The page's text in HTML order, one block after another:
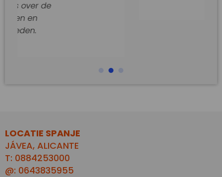
LOCATIE SPANJE
JÁVEA, ALICANTE
T: 0884253000
@: 0643835955